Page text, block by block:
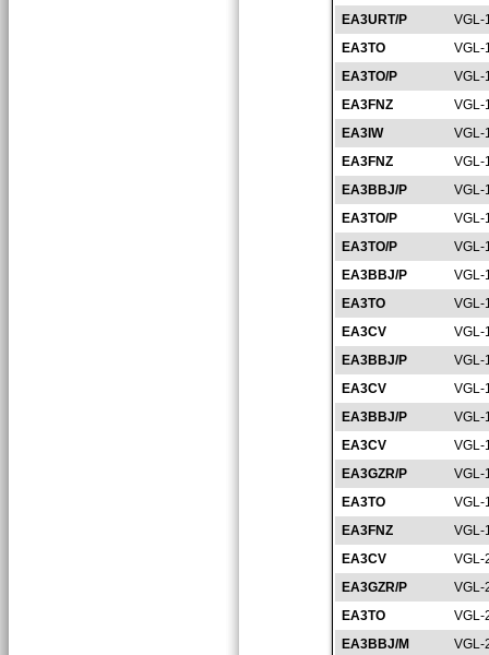
EA3URT/P
VGL-
EA3TO
VGL-
EA3TO/P
VGL-
EA3FNZ
VGL-
EA3IW
VGL-
EA3FNZ
VGL-
EA3BBJ/P
VGL-
EA3TO/P
VGL-
EA3TO/P
VGL-
EA3BBJ/P
VGL-
EA3TO
VGL-
EA3CV
VGL-
EA3BBJ/P
VGL-
EA3CV
VGL-
EA3BBJ/P
VGL-
EA3CV
VGL-
EA3GZR/P
VGL-
EA3TO
VGL-
EA3FNZ
VGL-
EA3CV
VGL-
EA3GZR/P
VGL-
EA3TO
VGL-
EA3BBJ/M
VGL-